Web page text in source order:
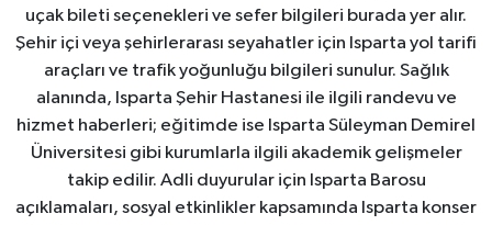
uçak bileti seçenekleri ve sefer bilgileri burada yer alır.
Şehir içi veya şehirlerarası seyahatler için Isparta yol tarifi
araçları ve trafik yoğunluğu bilgileri sunulur. Sağlık
alanında, Isparta Şehir Hastanesi ile ilgili randevu ve
hizmet haberleri; eğitimde ise Isparta Süleyman Demirel
Üniversitesi gibi kurumlarla ilgili akademik gelişmeler
takip edilir. Adli duyurular için Isparta Barosu
açıklamaları, sosyal etkinlikler kapsamında Isparta konser